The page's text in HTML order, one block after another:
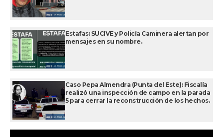
Estafas: SUCIVE y Policía Caminera alertan por
mensajes en su nombre.
Caso Pepa Almendra (Punta del Este): Fiscalía
realizó una inspección de campo en la parada
5 para cerrar la reconstrucción de los hechos.